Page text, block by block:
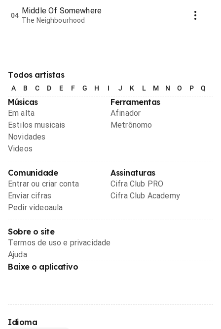
04 Middle Of Somewhere
The Neighbourhood
Todos artistas
A B C D E F G H I J K L M N O P Q
Músicas
Em alta
Estilos musicais
Novidades
Videos
Ferramentas
Afinador
Metrônomo
Comunidade
Entrar ou criar conta
Enviar cifras
Pedir videoaula
Assinaturas
Cifra Club PRO
Cifra Club Academy
Sobre o site
Termos de uso e privacidade
Ajuda
Baixe o aplicativo
Idioma